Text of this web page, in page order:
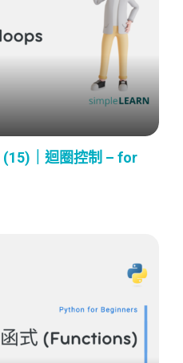
｜迴圈控制 – for